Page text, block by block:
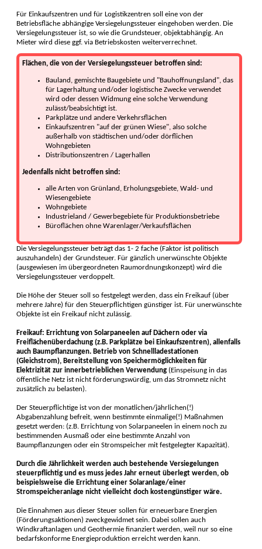
Für Einkaufszentren und für Logistikzentren soll eine von der
Betriebsfläche abhängige Versiegelungssteuer eingehoben werden. Die
Versiegelungssteuer ist, so wie die Grundsteuer, objektabhängig. An
Mieter wird diese ggf. via Betriebskosten weiterverrechnet.
Flächen, die von der Versiegelungssteuer betroffen sind:
Bauland, gemischte Baugebiete und "Bauhoffnungsland", das
für Lagerhaltung und/oder logistische Zwecke verwendet
wird oder dessen Widmung eine solche Verwendung
zulässt/beabsichtigt ist.
Parkplätze und andere Verkehrsflächen
Einkaufszentren "auf der grünen Wiese", also solche
außerhalb von städtischen und/oder dörflichen
Wohngebieten
Distributionszentren / Lagerhallen
Jedenfalls nicht betroffen sind:
alle Arten von Grünland, Erholungsgebiete, Wald- und
Wiesengebiete
Wohngebiete
Industrieland / Gewerbegebiete für Produktionsbetriebe
Büroflächen ohne Warenlager/Verkaufsflächen
Die Versiegelungssteuer beträgt das 1- 2 fache (Faktor ist politisch
auszuhandeln) der Grundsteuer. Für gänzlich unerwünschte Objekte
(ausgewiesen im übergeordneten Raumordnungskonzept) wird die
Versiegelungssteuer verdoppelt.
Die Höhe der Steuer soll so festgelegt werden, dass ein Freikauf (über
mehrere Jahre) für den Steuerpflichtigen günstiger ist. Für unerwünschte
Objekte ist ein Freikauf nicht zulässig.
Freikauf: Errichtung von Solarpaneelen auf Dächern oder via
Freiflächenüberdachung (z.B. Parkplätze bei Einkaufszentren), allenfalls
auch Baumpflanzungen. Betrieb von Schnellladestationen
(Gleichstrom), Bereitstellung von Speichermöglichkeiten für
Elektrizität zur innerbetrieblichen Verwendung (Einspeisung in das
öffentliche Netz ist nicht förderungswürdig, um das Stromnetz nicht
zusätzlich zu belasten).
Der Steuerpflichtige ist von der monatlichen/jährlichen(!)
Abgabenzahlung befreit, wenn bestimmte einmalige(!) Maßnahmen
gesetzt werden: (z.B. Errichtung von Solarpaneelen in einem noch zu
bestimmenden Ausmaß oder eine bestimmte Anzahl von
Baumpflanzungen oder ein Stromspeicher mit festgelegter Kapazität).
Durch die Jährlichkeit werden auch bestehende Versiegelungen
steuerpflichtig und es muss jedes Jahr erneut überlegt werden, ob
beispielsweise die Errichtung einer Solaranlage/einer
Stromspeicheranlage nicht vielleicht doch kostengünstiger wäre.
Die Einnahmen aus dieser Steuer sollen für erneuerbare Energien
(Förderungsaktionen) zweckgewidmet sein. Dabei sollen auch
Windkraftanlagen und Geothermie finanziert werden, weil nur so eine
bedarfskonforme Energieproduktion erreicht werden kann.